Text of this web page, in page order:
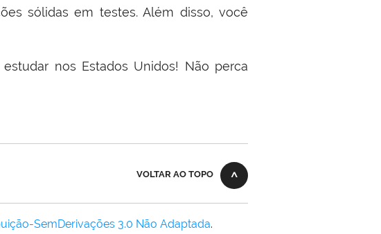
sólidas em testes. Além disso, você
nos Estados Unidos! Não perca
VOLTAR AO TOPO
SemDerivações 3.0 Não Adaptada.